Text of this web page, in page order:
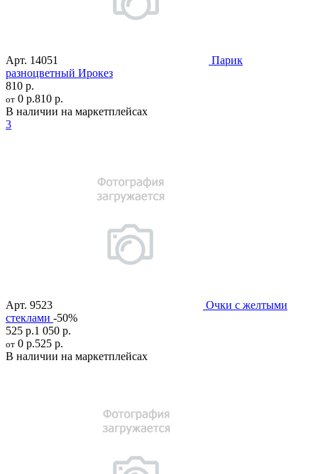
Арт. 14051
Парик
разноцветный Ирокез
810 р.
от 0 р.810 р.
В наличии на маркетплейсах
3
Арт. 9523
Очки с желтыми
стеклами -50%
525 р.1 050 р.
от 0 р.525 р.
В наличии на маркетплейсах